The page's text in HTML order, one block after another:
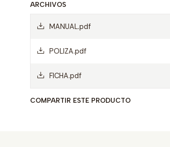
ARCHIVOS
MANUAL.pdf
POLIZA.pdf
FICHA.pdf
COMPARTIR ESTE PRODUCTO